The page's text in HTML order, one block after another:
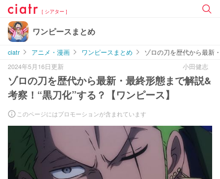
[ シアター ]
ワンピースまとめ
ciatr アニメ・漫画 ワンピースまとめ
ゾロの刀を歴代から最新
2024年5月16日更新
小田健志
ゾロの刀を歴代から最新・最終形態まで解説&
考察！“黒刀化”する？【ワンピース】
このページにはプロモーションが含まれています